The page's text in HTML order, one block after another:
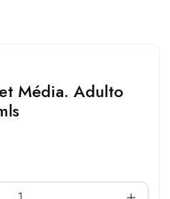
Média. Adulto